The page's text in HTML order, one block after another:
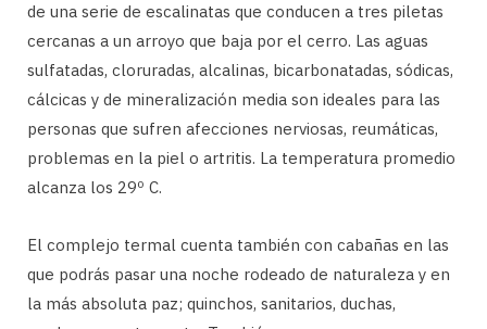
de una serie de escalinatas que conducen a tres piletas
cercanas a un arroyo que baja por el cerro. Las aguas
sulfatadas, cloruradas, alcalinas, bicarbonatadas, sódicas,
cálcicas y de mineralización media son ideales para las
personas que sufren afecciones nerviosas, reumáticas,
problemas en la piel o artritis. La temperatura promedio
alcanza los 29º C.
El complejo termal cuenta también con cabañas en las
que podrás pasar una noche rodeado de naturaleza y en
la más absoluta paz; quinchos, sanitarios, duchas,